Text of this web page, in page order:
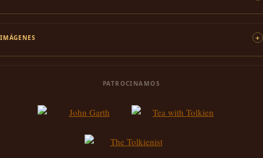
IMÁGENES
PATROCINAMOS